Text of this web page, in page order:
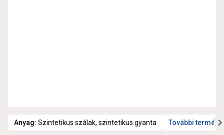
Anyag: Szintetikus szálak, szintetikus gyanta További